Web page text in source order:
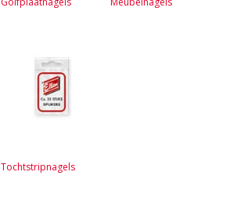
Tochtstripnagels